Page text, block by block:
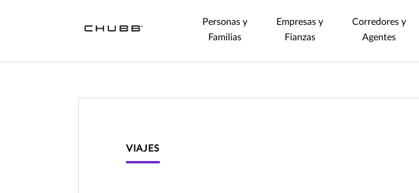
Personas y
Familias
Empresas y
Fianzas
Corredores y
Agentes
VIAJES